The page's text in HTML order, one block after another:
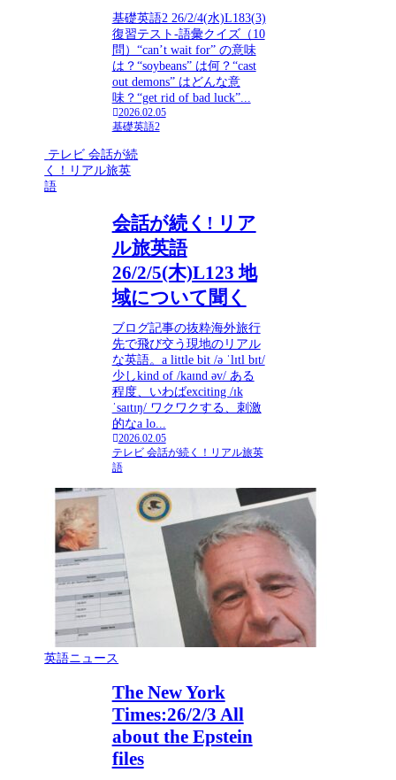
基礎英語2 26/2/4(水)L183(3)
復習テスト-語彙クイズ（10
問）“can’t wait for” の意味
は？“soybeans” は何？“cast
out demons” はどんな意
味？“get rid of bad luck”...
2026.02.05
基礎英語2
テレビ 会話が続
く！リアル旅英
語
会話が続く! リア
ル旅英語
26/2/5(木)L123 地
域について聞く
ブログ記事の抜粋海外旅行
先で飛び交う現地のリアル
な英語。a little bit /ə ˈlɪtl bɪt/
少しkind of /kaɪnd əv/ ある
程度、いわばexciting /ɪk
ˈsaɪtɪŋ/ ワクワクする、刺激
的なa lo...
2026.02.05
テレビ 会話が続く！リアル旅英
語
英語ニュース
The New York
Times:26/2/3 All
about the Epstein
files